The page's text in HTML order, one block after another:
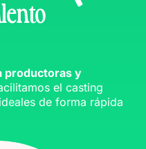
productoras y
el casting
de forma rápida